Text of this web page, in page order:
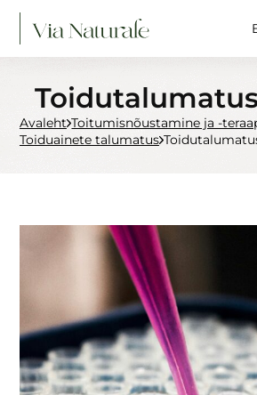
AVALEHT
MEIST
Higher
ProLon®
Toitumisnõustaja ja -
Vallimäe
Edasimüüjad
E-POOD
Avaleht Toitumisnõustamine ja -
Toiduainete talumatus